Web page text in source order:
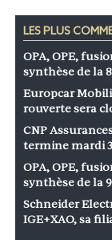
LES PLUS
OPA, OPE,
synthèse de la
Europcar
rouverte sera
CNP
termine mardi
OPA, OPE,
synthèse de la
Schneider
IGE+XAO, sa